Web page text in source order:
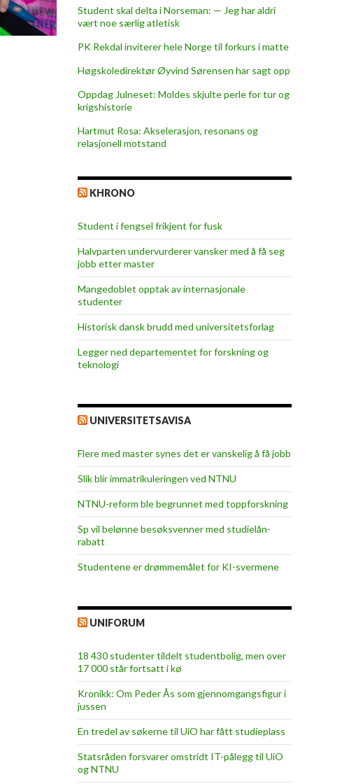
Student skal delta i Norseman: — Jeg har aldri
vært noe særlig atletisk
PK Rekdal inviterer hele Norge til forkurs i matte
Høgskoledirektør Øyvind Sørensen har sagt opp
Oppdag Julneset: Moldes skjulte perle for tur og
krigshistorie
Hartmut Rosa: Akselerasjon, resonans og
relasjonell motstand
KHRONO
Student i fengsel frikjent for fusk
Halvparten undervurderer vansker med å få seg
jobb etter master
Mangedoblet opptak av internasjonale
studenter
Historisk dansk brudd med universitetsforlag
Legger ned departementet for forskning og
teknologi
UNIVERSITETSAVISA
Flere med master synes det er vanskelig å få jobb
Slik blir immatrikuleringen ved NTNU
NTNU-reform ble begrunnet med toppforskning
Sp vil belønne besøksvenner med studielån-
rabatt
Studentene er drømmemålet for KI-svermene
UNIFORUM
18 430 studenter tildelt studentbolig, men over
17 000 står fortsatt i kø
Kronikk: Om Peder Ås som gjennomgangsfigur i
jussen
En tredel av søkerne til UiO har fått studieplass
Statsråden forsvarer omstridt IT-pålegg til UiO
og NTNU